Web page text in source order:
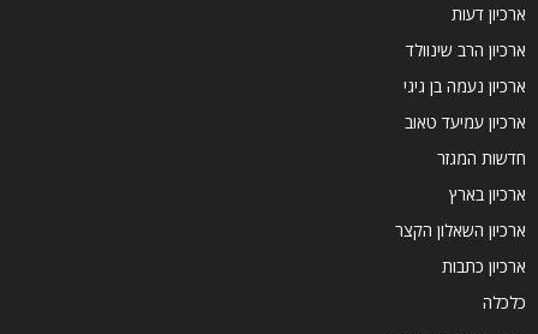
ארכיון דעות
ארכיון הרב שינוולד
ארכיון נעמה בן גיגי
ארכיון עמיעד טאוב
חדשות המגזר
ארכיון בארץ
ארכיון השאלון הקצר
ארכיון כתבות
כלכלה